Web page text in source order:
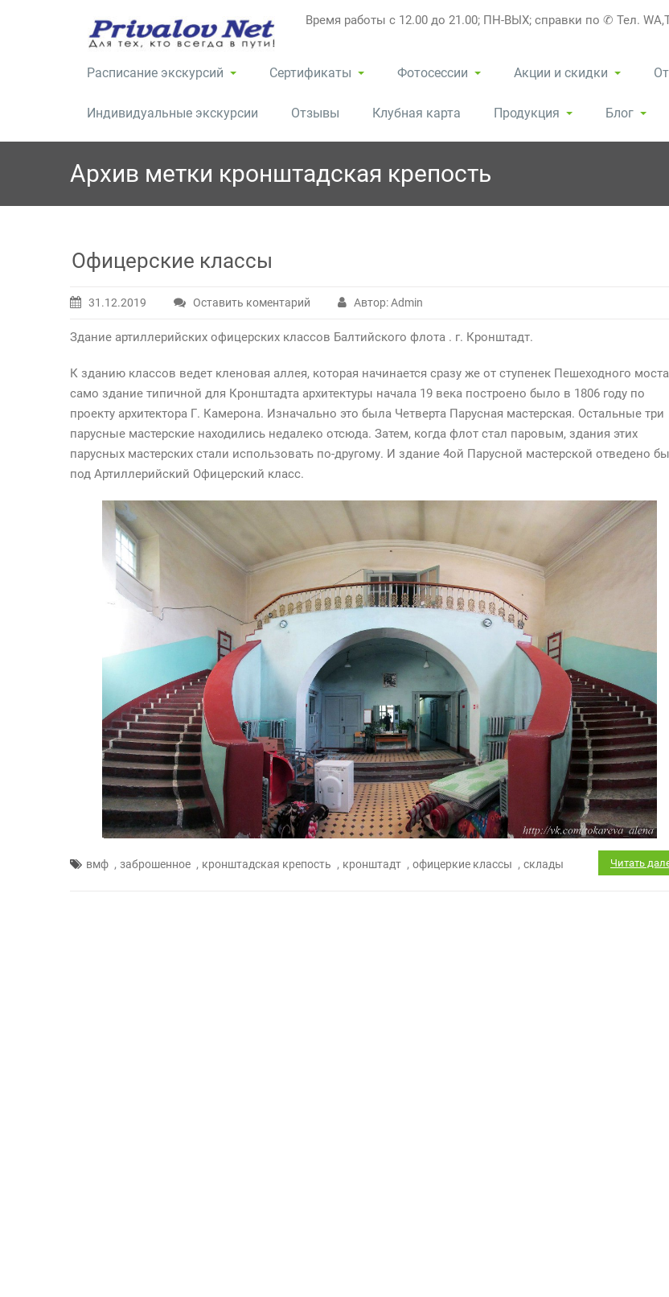
Время работы с 12.00 до 21.00; ПН-ВЫХ; справки по ✆ Тел.
Расписание экскурсий Сертификаты Фотосессии Акции и скидки
Индивидуальные экскурсии Отзывы Клубная карта Продукция Блог
Архив метки кронштадская крепость
Офицерские классы
31.12.2019 Оставить коментарий Автор: Admin
Здание артиллерийских офицерских классов Балтийского флота . г. Кронштадт.
К зданию классов ведет кленовая аллея, которая начинается сразу же от ступенек Пешеходного
само здание типичной для Кронштадта архитектуры начала 19 века построено было в 1806 году по
проекту архитектора Г. Камерона. Изначально это была Четверта Парусная мастерская. Остальные три
парусные мастерские находились недалеко отсюда. Затем, когда флот стал паровым, здания этих
парусных мастерских стали использовать по-другому. И здание 4ой Парусной мастерской отведено
под Артиллерийский Офицерский класс.
вмф , заброшенное , кронштадская крепость , кронштадт , офицеркие классы , склады Читать